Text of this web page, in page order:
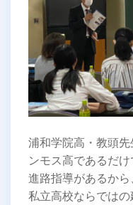
浦和学院高・教頭
ンモス高であるだ
進路指導があるから
私立高校ならでは